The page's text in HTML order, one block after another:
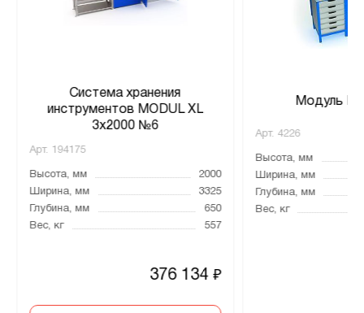
Система хранения
инструментов MODUL XL
3x2000 №6
Арт. 194175
Высота, мм
2000
Ширина, мм
3325
Глубина, мм
650
Вес, кг
557
376 134₽
Модуль
Арт. 4226
Высота, мм
Ширина, мм
Глубина, мм
Вес, кг